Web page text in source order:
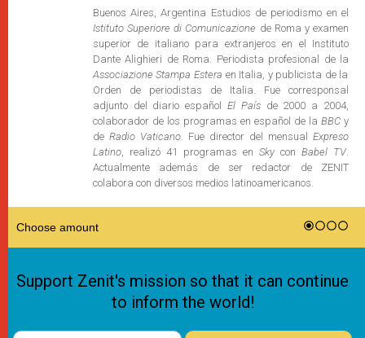
Buenos Aires, Argentina Estudios de periodismo en el
Istituto Superiore di Comunicazione de Roma y examen
superior de italiano para extranjeros en el Instituto
Dante Alighieri de Roma. Periodista profesional de la
Associazione Stampa Estera en Italia, y publicista de la
Orden de periodistas de Italia. Fue corresponsal
adjunto del diario españolEl Paísde 2000 a 2004,
colaborador de los programas en español de la BBCy
de Radio Vaticano. Fue director del mensualExpreso
Latino, realizó 41 programas en Skycon Babel TV.
Actualmente además de ser redactor de ZENIT
colabora con diversos medios latinoamericanos.